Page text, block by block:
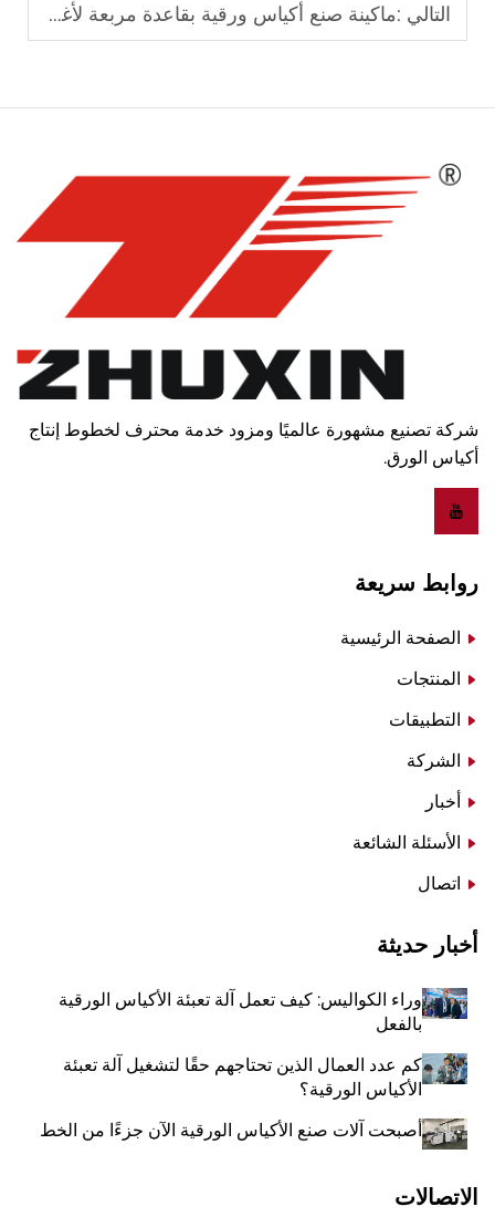
التالي :ماكينة صنع أكياس ورقية بقاعدة مربعة لأغراض التسوق والأكياس الغذائية
شركة تصنيع مشهورة عالميًا ومزود خدمة محترف لخطوط إنتاج
أكياس الورق.
روابط سريعة
الصفحة الرئيسية
المنتجات
التطبيقات
الشركة
أخبار
الأسئلة الشائعة
اتصال
أخبار حديثة
وراء الكواليس: كيف تعمل آلة تعبئة الأكياس الورقية
بالفعل
كم عدد العمال الذين تحتاجهم حقًا لتشغيل آلة تعبئة
الأكياس الورقية؟
أصبحت آلات صنع الأكياس الورقية الآن جزءًا من الخط
الاتصالات